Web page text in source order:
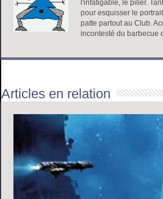
l'infatigable, le pilier.
pour esquisser le
patte partout au Club.
incontesté du barbecue
Articles en relation